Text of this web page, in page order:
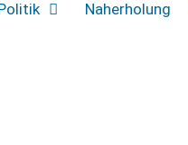
Naherholung